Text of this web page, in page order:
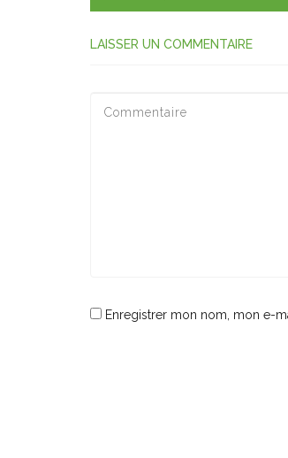
LAISSER UN COMMENTAIRE
Enregistrer mon nom, mon e-